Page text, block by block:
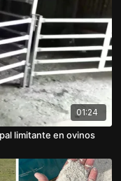
01:24
limitante en ovinos